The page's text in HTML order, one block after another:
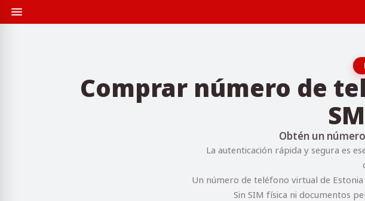
Comprar número de
Obtén un
La autenticación rápida y segura es
Un número de teléfono virtual de
Sin SIM física ni documentos